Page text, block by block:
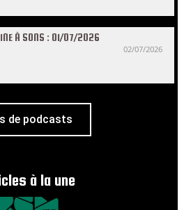
À SONS : 01/07/2026
02/07/2026
de podcasts
à la une